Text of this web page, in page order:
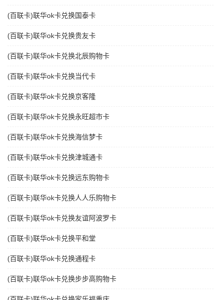
(百联卡)联华ok卡兑换国泰卡
(百联卡)联华ok卡兑换贵友卡
(百联卡)联华ok卡兑换北辰购物卡
(百联卡)联华ok卡兑换当代卡
(百联卡)联华ok卡兑换京客隆
(百联卡)联华ok卡兑换永旺超市卡
(百联卡)联华ok卡兑换海信梦卡
(百联卡)联华ok卡兑换津城通卡
(百联卡)联华ok卡兑换远东购物卡
(百联卡)联华ok卡兑换人人乐购物卡
(百联卡)联华ok卡兑换友谊阿波罗卡
(百联卡)联华ok卡兑换平和堂
(百联卡)联华ok卡兑换通程卡
(百联卡)联华ok卡兑换步步高购物卡